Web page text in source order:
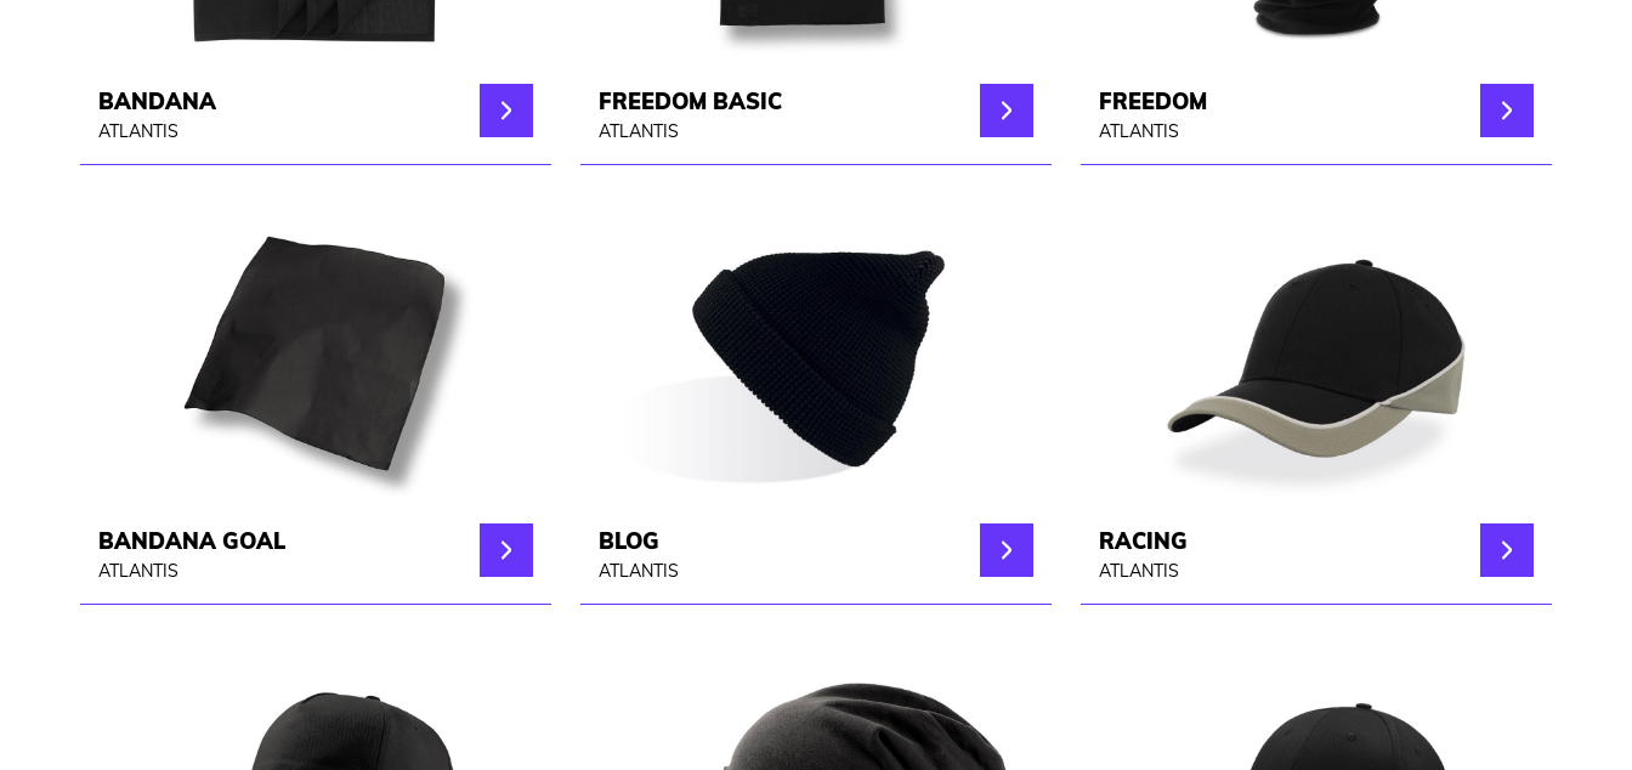
BANDANA
ATLANTIS
FREEDOM BASIC
ATLANTIS
FREEDOM
ATLANTIS
BANDANA GOAL
ATLANTIS
BLOG
ATLANTIS
RACING
ATLANTIS